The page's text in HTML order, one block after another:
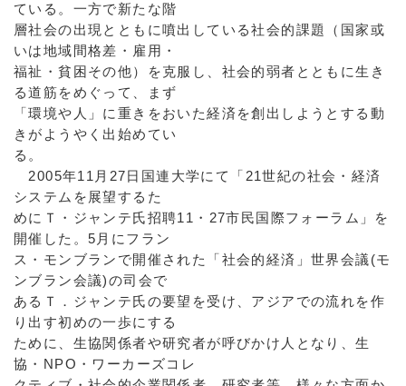
ている。一方で新たな階
層社会の出現とともに噴出している社会的課題（国家或
いは地域間格差・雇用・
福祉・貧困その他）を克服し、社会的弱者とともに生き
る道筋をめぐって、まず
「環境や人」に重きをおいた経済を創出しようとする動
きがようやく出始めてい
る。
2005年11月27日国連大学にて「21世紀の社会・経済
システムを展望するた
めにＴ・ジャンテ氏招聘11・27市民国際フォーラム」を
開催した。5月にフラン
ス・モンブランで開催された「社会的経済」世界会議(モ
ンブラン会議)の司会で
あるＴ．ジャンテ氏の要望を受け、アジアでの流れを作
り出す初めの一歩にする
ために、生協関係者や研究者が呼びかけ人となり、生
協・NPO・ワーカーズコレ